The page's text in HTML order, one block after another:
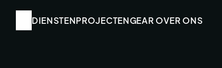
DIENSTENPROJECTENGEAR OVER ONS
DIENSTENPROJECTENGEAR OVER ONS